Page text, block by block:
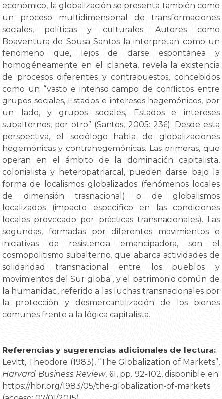
económico, la globalización se presenta también como
un proceso multidimensional de transformaciones
sociales, políticas y culturales. Autores como
Boaventura de Sousa Santos la interpretan como un
fenómeno que, lejos de darse espontánea y
homogéneamente en el planeta, revela la existencia
de procesos diferentes y contrapuestos, concebidos
como un “vasto e intenso campo de conflictos entre
grupos sociales, Estados e intereses hegemónicos, por
un lado, y grupos sociales, Estados e intereses
subalternos, por otro” (Santos, 2005: 236). Desde esta
perspectiva, el sociólogo habla de globalizaciones
hegemónicas y contrahegemónicas. Las primeras, que
operan en el ámbito de la dominación capitalista,
colonialista y heteropatriarcal, pueden darse bajo la
forma de localismos globalizados (fenómenos locales
de dimensión trasnacional) o de globalismos
localizados (impacto específico en las condiciones
locales provocado por prácticas transnacionales). Las
segundas, formadas por diferentes movimientos e
iniciativas de resistencia emancipadora, son el
cosmopolitismo subalterno, que abarca actividades de
solidaridad transnacional entre los pueblos y
movimientos del Sur global, y el patrimonio común de
la humanidad, referido a las luchas transnacionales por
la protección y desmercantilización de los bienes
comunes frente a la lógica capitalista.
Referencias y sugerencias adicionales de lectura:
Levitt, Theodore (1983), “The Globalization of Markets”,
Harvard Business Review, 61, pp. 92-102, disponible en:
https://hbr.org/1983/05/the-globalization-of-markets